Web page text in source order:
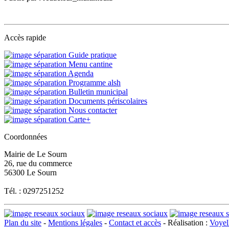
Accès rapide
Guide pratique
Menu cantine
Agenda
Programme alsh
Bulletin municipal
Documents périscolaires
Nous contacter
Carte+
Coordonnées
Mairie de Le Sourn
26, rue du commerce
56300 Le Sourn
Tél. : 0297251252
Plan du site - Mentions légales - Contact et accès - Réalisation :